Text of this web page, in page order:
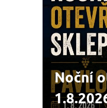
Noční